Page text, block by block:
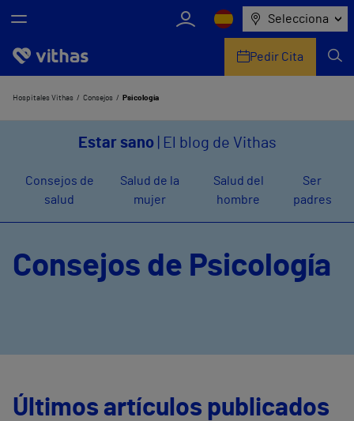
Selecciona
Nosotros
Pedir Cita
Hospitales Vithas Consejos Psicología
Estar sano| El blog de Vithas
Consejos de
salud
Salud de la
mujer
Salud del
hombre
Ser
padres
Consejos de Psicología
Últimos artículos publicados